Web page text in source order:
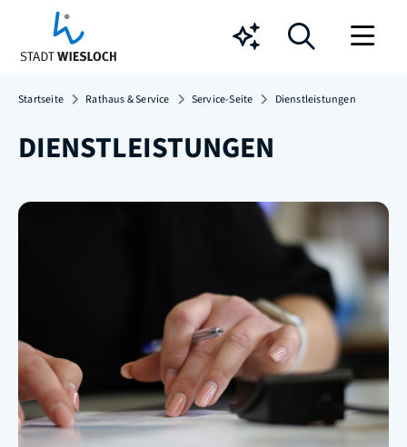
Chatbot
Startseite Rathaus & Service Service-Seite Dienstleistungen
DIENSTLEISTUNGEN